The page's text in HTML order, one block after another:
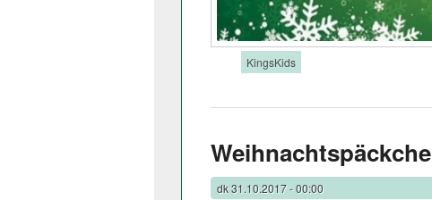
KingsKids
dk31.10.2017 - 00:00